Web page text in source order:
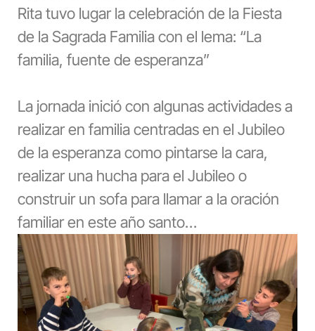
Rita tuvo lugar la celebración de la Fiesta
de la Sagrada Familia con el lema: “La
familia, fuente de esperanza”
La jornada inició con algunas actividades a
realizar en familia centradas en el Jubileo
de la esperanza como pintarse la cara,
realizar una hucha para el Jubileo o
construir un sofa para llamar a la oración
familiar en este año santo…